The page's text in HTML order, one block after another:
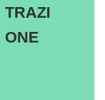
TRAZI
ONE